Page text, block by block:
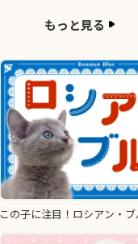
もっと見る
この子に注目！ロシアン・